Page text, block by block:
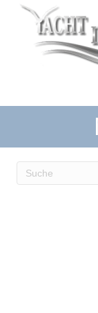
Wenn die